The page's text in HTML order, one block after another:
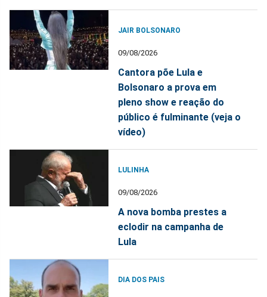
JAIR BOLSONARO
09/08/2026
Cantora põe Lula e
Bolsonaro a prova em
pleno show e reação do
público é fulminante (veja o
vídeo)
LULINHA
09/08/2026
A nova bomba prestes a
eclodir na campanha de
Lula
DIA DOS PAIS